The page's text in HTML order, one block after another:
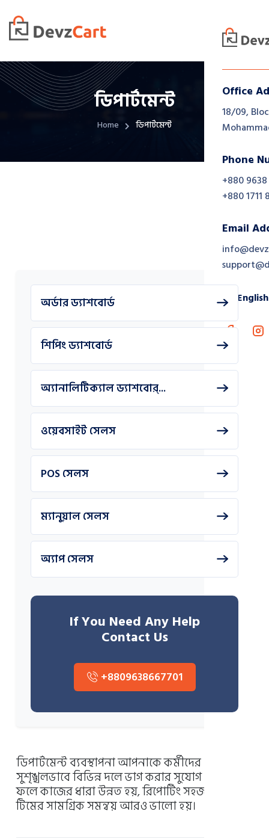
Office
18/09,
Phone
+880
+880 1711
Email
English
ডিপার্টমেন্ট
Home ডিপার্টমেন্ট
অর্ডার ড্যাশবোর্ড
শিপিং ড্যাশবোর্ড
অ্যানালিটিক্যাল ড্যাশবোর্...
ওয়েবসাইট সেলস
POS সেলস
ম্যানুয়াল সেলস
অ্যাপ সেলস
If You Need Any Help
Contact Us
+8809638667701
ডিপার্টমেন্ট ব্যবস্থাপনা আপনাকে কর্মীদের
সুশৃঙ্খলভাবে বিভিন্ন দলে ভাগ করার সুযোগ দেয়। এর
ফলে কাজের ধারা উন্নত হয়, রিপোর্টিং সহজ হয় এবং
টিমের সামগ্রিক সমন্বয় আরও ভালো হয়।